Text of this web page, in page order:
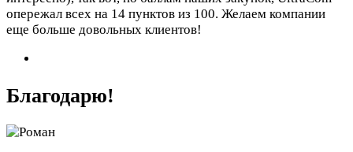
опережал всех на 14 пунктов из 100. Желаем компании
еще больше довольных клиентов!
Благодарю!